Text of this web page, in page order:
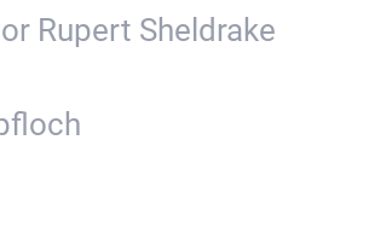
Rupert Sheldrake